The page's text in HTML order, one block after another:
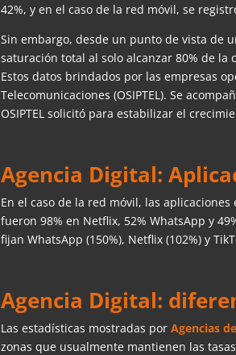
42%, y en el caso de la red móvil, se
Sin embargo, desde un punto de vista de
saturación total al solo alcanzar 80% de la
Estos datos brindados por las empresas
Telecomunicaciones (OSIPTEL). Se
OSIPTEL solicitó para estabilizar el
Agencia Digital:
En el caso de la red móvil, las
fueron 98% en Netflix, 52% WhatsApp y
fijan WhatsApp (150%), Netflix (102%) y
Agencia Digital:
Las estadísticas mostradas porAgencias
zonas que usualmente mantienen las